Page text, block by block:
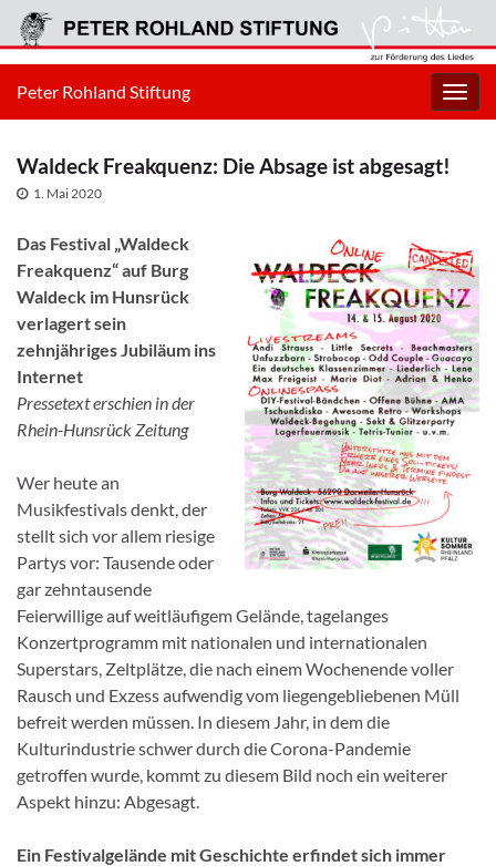
Peter Rohland Stiftung
Waldeck Freakquenz: Die Absage ist abgesagt!
1. Mai 2020
Das Festival „Waldeck
Freakquenz“ auf Burg
Waldeck im Hunsrück
verlagert sein
zehnjähriges Jubiläum ins
Internet
Pressetext erschien in der
Rhein-Hunsrück Zeitung
Wer heute an
Musikfestivals denkt, der
stellt sich vor allem riesige
Partys vor: Tausende oder
gar zehntausende
Feierwillige auf weitläufigem Gelände, tagelanges
Konzertprogramm mit nationalen und internationalen
Superstars, Zeltplätze, die nach einem Wochenende voller
Rausch und Exzess aufwendig vom liegengebliebenen Müll
befreit werden müssen. In diesem Jahr, in dem die
Kulturindustrie schwer durch die Corona-Pandemie
getroffen wurde, kommt zu diesem Bild noch ein weiterer
Aspekt hinzu: Abgesagt.
Ein Festivalgelände mit Geschichte erfindet sich immer